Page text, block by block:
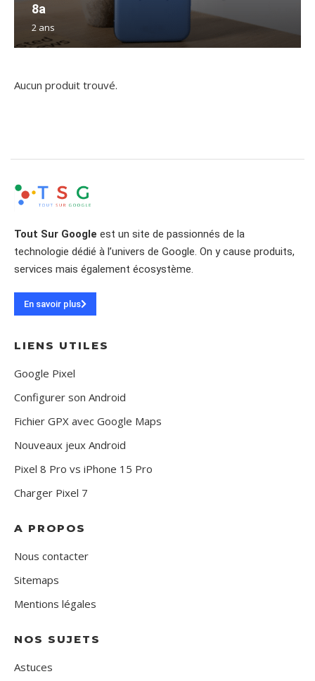
8a
2 ans
Aucun produit trouvé.
Tout Sur Google est un site de passionnés de la
technologie dédié à l’univers de Google. On y cause produits,
services mais également écosystème.
En savoir plus
LIENS UTILES
Google Pixel
Configurer son Android
Fichier GPX avec Google Maps
Nouveaux jeux Android
Pixel 8 Pro vs iPhone 15 Pro
Charger Pixel 7
A PROPOS
Nous contacter
Sitemaps
Mentions légales
NOS SUJETS
Astuces